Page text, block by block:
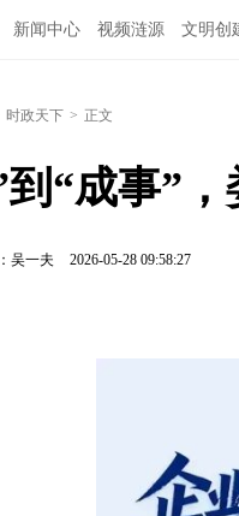
新闻中心 视频涟源 文明创
时政天下 > 正文
“成事”
吴一夫 2026-05-28 09:58:27